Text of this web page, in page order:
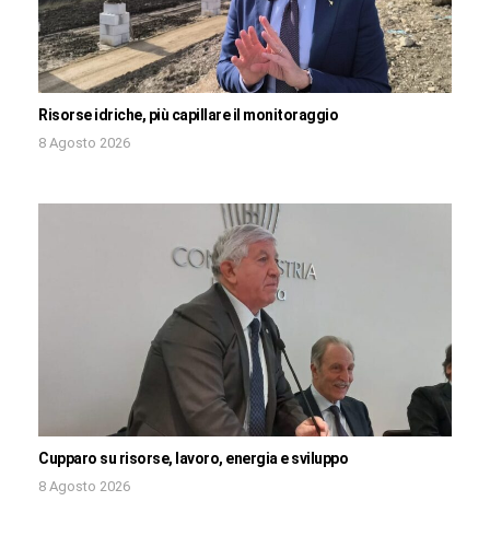
Risorse idriche, più capillare il monitoraggio
8 Agosto 2026
Cupparo su risorse, lavoro, energia e sviluppo
8 Agosto 2026